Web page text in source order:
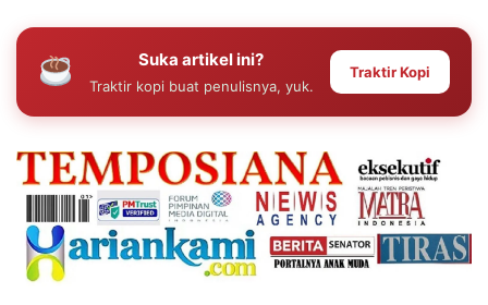
Suka artikel ini?
Traktir kopi buat penulisnya, yuk.
Traktir Kopi